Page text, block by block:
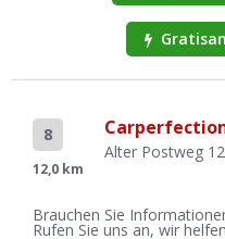
8
12,0 km
Alter Postweg
Brauchen Sie
Rufen Sie uns an, wir